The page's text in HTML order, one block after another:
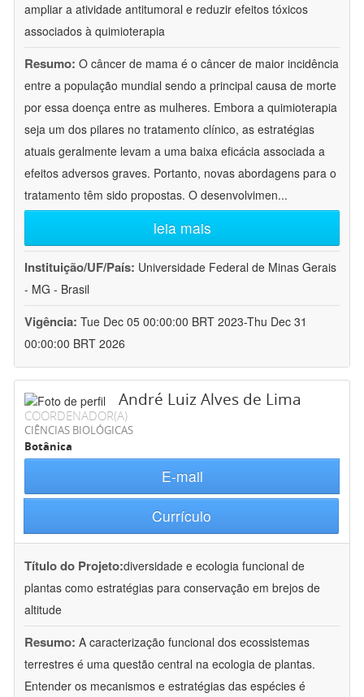
ampliar a atividade antitumoral e reduzir efeitos tóxicos
associados à quimioterapia
Resumo: O câncer de mama é o câncer de maior incidência
entre a população mundial sendo a principal causa de morte
por essa doença entre as mulheres. Embora a quimioterapia
seja um dos pilares no tratamento clínico, as estratégias
atuais geralmente levam a uma baixa eficácia associada a
efeitos adversos graves. Portanto, novas abordagens para o
tratamento têm sido propostas. O desenvolvimen...
leia mais
Instituição/UF/País: Universidade Federal de Minas Gerais
- MG - Brasil
Vigência: Tue Dec 05 00:00:00 BRT 2023-Thu Dec 31
00:00:00 BRT 2026
André Luiz Alves de Lima
COORDENADOR(A)
CIÊNCIAS BIOLÓGICAS
Botânica
E-mail
Currículo
Título do Projeto:diversidade e ecologia funcional de
plantas como estratégias para conservação em brejos de
altitude
Resumo: A caracterização funcional dos ecossistemas
terrestres é uma questão central na ecologia de plantas.
Entender os mecanismos e estratégias das espécies é